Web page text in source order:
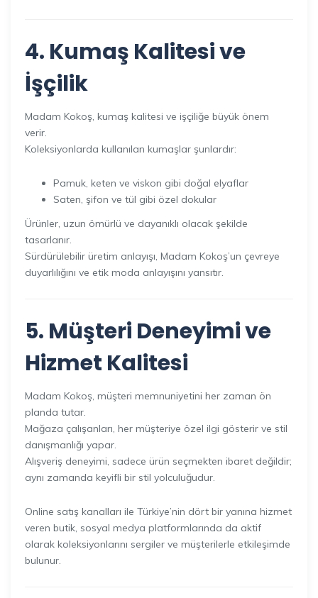
4. Kumaş Kalitesi ve
İşçilik
Madam Kokoş, kumaş kalitesi ve işçiliğe büyük önem
verir.
Koleksiyonlarda kullanılan kumaşlar şunlardır:
Pamuk, keten ve viskon gibi doğal elyaflar
Saten, şifon ve tül gibi özel dokular
Ürünler, uzun ömürlü ve dayanıklı olacak şekilde
tasarlanır.
Sürdürülebilir üretim anlayışı, Madam Kokoş’un çevreye
duyarlılığını ve etik moda anlayışını yansıtır.
5. Müşteri Deneyimi ve
Hizmet Kalitesi
Madam Kokoş, müşteri memnuniyetini her zaman ön
planda tutar.
Mağaza çalışanları, her müşteriye özel ilgi gösterir ve stil
danışmanlığı yapar.
Alışveriş deneyimi, sadece ürün seçmekten ibaret değildir;
aynı zamanda keyifli bir stil yolculuğudur.
Online satış kanalları ile Türkiye’nin dört bir yanına hizmet
veren butik, sosyal medya platformlarında da aktif
olarak koleksiyonlarını sergiler ve müşterilerle etkileşimde
bulunur.